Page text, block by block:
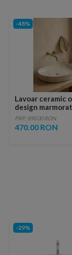
-48%
Lavoar ceramic
design
lucios cu vene
ventil inclus
PRP: 890.00 RON
470.00 RON
-29%